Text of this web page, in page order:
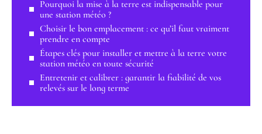
Pourquoi la mise à la terre est indispensable pour
une station météo ?
Choisir le bon emplacement : ce qu’il faut vraiment
prendre en compte
Étapes clés pour installer et mettre à la terre votre
station météo en toute sécurité
Entretenir et calibrer : garantir la fiabilité de vos
relevés sur le long terme